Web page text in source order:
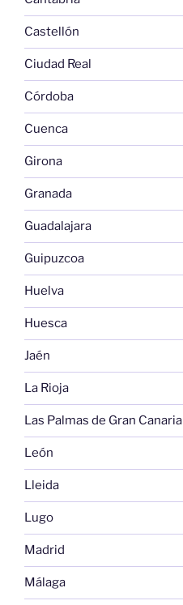
Castellón
Ciudad Real
Córdoba
Cuenca
Girona
Granada
Guadalajara
Guipuzcoa
Huelva
Huesca
Jaén
La Rioja
Las Palmas de Gran Canaria
León
Lleida
Lugo
Madrid
Málaga